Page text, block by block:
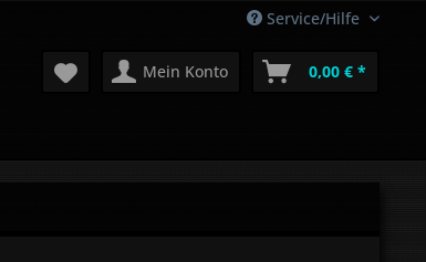
Service/Hilfe
Mein Konto 0,00 € *